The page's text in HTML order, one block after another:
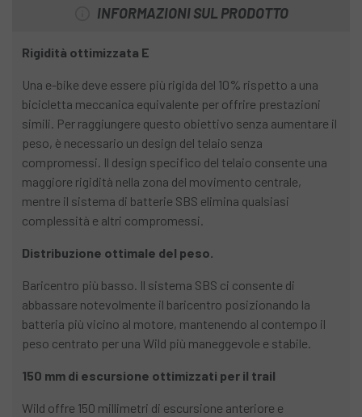
INFORMAZIONI SUL PRODOTTO
Rigidità ottimizzata E
Una e-bike deve essere più rigida del 10% rispetto a una
bicicletta meccanica equivalente per offrire prestazioni
simili. Per raggiungere questo obiettivo senza aumentare il
peso, è necessario un design del telaio senza
compromessi. Il design specifico del telaio consente una
maggiore rigidità nella zona del movimento centrale,
mentre il sistema di batterie SBS elimina qualsiasi
complessità e altri compromessi.
Distribuzione ottimale del peso.
Baricentro più basso. Il sistema SBS ci consente di
abbassare notevolmente il baricentro posizionando la
batteria più vicino al motore, mantenendo al contempo il
peso centrato per una Wild più maneggevole e stabile.
150 mm di escursione ottimizzati per il trail
Wild offre 150 millimetri di escursione anteriore e